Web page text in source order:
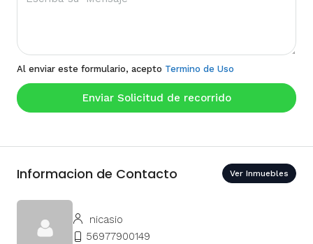
Al enviar este formulario, acepto Termino de Uso
Enviar Solicitud de recorrido
Informacion de Contacto Ver Inmuebles
nicasio
56977900149